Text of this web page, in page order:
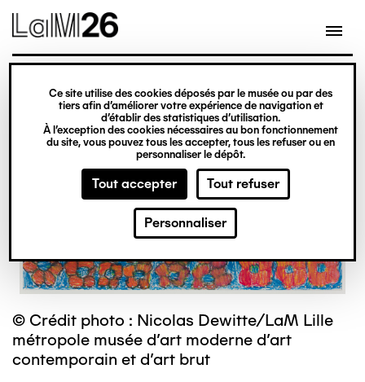
Gestion des cookies
Ce site utilise des cookies déposés par le musée ou par des
tiers afin d’améliorer votre expérience de navigation et
d’établir des statistiques d’utilisation.
À l’exception des cookies nécessaires au bon fonctionnement
du site, vous pouvez tous les accepter, tous les refuser ou en
personnaliser le dépôt.
Tout accepter Tout refuser
Personnaliser
contenu
© Crédit photo : Nicolas Dewitte/LaM Lille
métropole musée d’art moderne d’art
contemporain et d’art brut